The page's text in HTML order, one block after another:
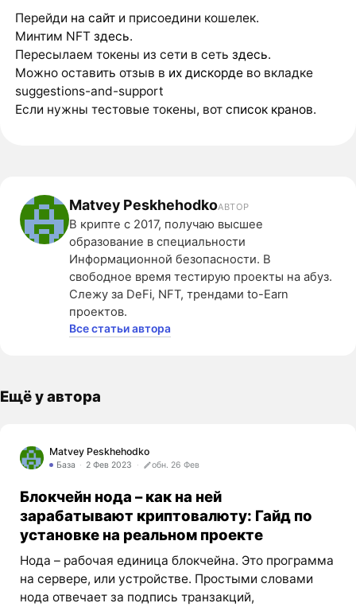
Перейди на сайти присоедини кошелек.
Минтим NFT здесь.
Пересылаем токены из сети в сеть здесь.
Можно оставить отзыв в их дискордево вкладке
suggestions-and-support
Если нужны тестовые токены, вот список кранов.
Matvey PeskhehodkoАВТОР
В крипте с 2017, получаю высшее
образование в специальности
Информационной безопасности. В
свободное время тестирую проекты на абуз.
Слежу за DeFi, NFT, трендами to-Earn
проектов.
Все статьи автора
Ещё у автора
Matvey Peskhehodko
База 2 Фев 2023 обн. 26 Фев
Блокчейн нода – как на ней
зарабатывают криптовалюту: Гайд по
установке на реальном проекте
Нода – рабочая единица блокчейна. Это программа
на сервере, или устройстве. Простыми словами
нода отвечает за подпись транзакций,